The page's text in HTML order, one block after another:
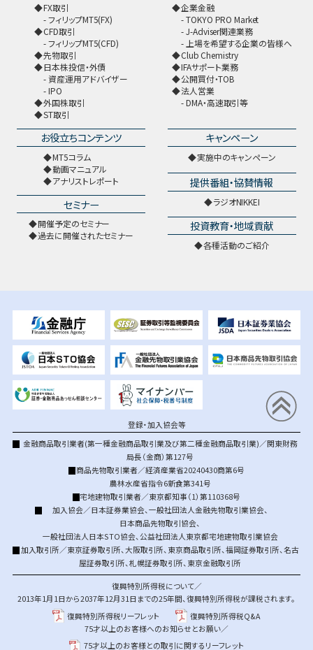
FX取引
フィリップMT5(FX)
CFD取引
フィリップMT5(CFD)
先物取引
日本株投信・外債
資産運用アドバイザー
IPO
外国株取引
ST取引
企業金融
TOKYO PRO Market
J-Adviser関連業務
上場を希望する企業の皆様へ
Club Chemistry
IFAサポート業務
公開買付・TOB
法人営業
DMA・高速取引等
お役立ちコンテンツ
MT5コラム
動画マニュアル
アナリストレポート
セミナー
開催予定のセミナー
過去に開催されたセミナー
キャンペーン
実施中のキャンペーン
提供番組・協賛情報
ラジオNIKKEI
投資教育・地域貢献
各種活動のご紹介
登録・加入協会等
金融商品取引業者(第一種金融商品取引業及び第二種金融商品取引業)／関東財務
局長（金商）第127号
商品先物取引業者／経済産業省20240430商第6号
農林水産省指令6新食第341号
宅地建物取引業者／東京都知事（1）第110368号
加入協会／日本証券業協会、一般社団法人金融先物取引業協会、
日本商品先物取引協会、
一般社団法人日本STO協会、公益社団法人東京都宅地建物取引業協会
加入取引所／東京証券取引所、大阪取引所、 東京商品取引所、福岡証券取引所、名古
屋証券取引所、札幌証券取引所、 東京金融取引所
復興特別所得税について／
2013年1月1日から2037年12月31日までの25年間、復興特別所得税が課税されます。
復興特別所得税リーフレット
復興特別所得税Q&A
75才以上のお客様へのお知らせとお願い／
75才以上のお客様との取引に関するリーフレット